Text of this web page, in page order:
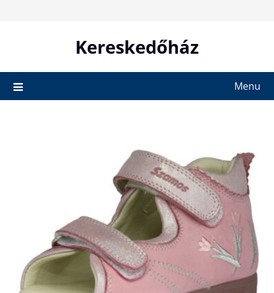
Kereskedőház
Menu